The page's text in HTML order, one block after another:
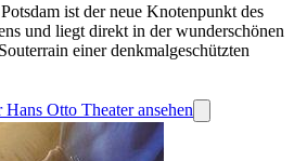
ist der neue Knotenpunkt des
und liegt direkt in der wunderschönen
einer denkmalgeschützten
Otto Theater ansehen